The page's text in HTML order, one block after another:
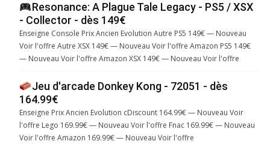
Resonance: A Plague Tale Legacy - PS5 / XSX
- Collector - dès 149€
Enseigne Console Prix Ancien Evolution Autre PS5 149€ — Nouveau
Voir l'offre Autre XSX 149€ — Nouveau Voir l'offre Amazon PS5 149€
— Nouveau Voir l'offre Amazon XSX 149€ — Nouveau Voir l'offre
Jeu d'arcade Donkey Kong - 72051 - dès
164.99€
Enseigne Prix Ancien Evolution cDiscount 164.99€ — Nouveau Voir
l'offre Lego 169.99€ — Nouveau Voir l'offre Fnac 169.99€ — Nouveau
Voir l'offre Amazon 169.99€ — Nouveau Voir l'offre